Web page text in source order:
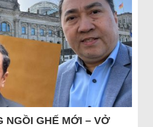
NGỒI GHẾ MỚI – VỞ